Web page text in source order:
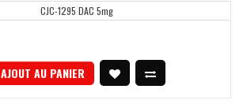
CJC-1295 DAC 5mg
AJOUT AU PANIER